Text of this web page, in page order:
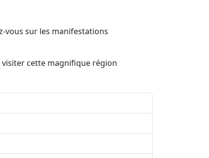
vous sur les manifestations
cette magnifique région